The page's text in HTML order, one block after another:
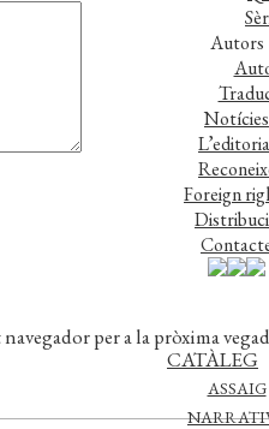
Autors
Notícies
Foreign
CATÀLEG
ASSAIG
per a la pròxima